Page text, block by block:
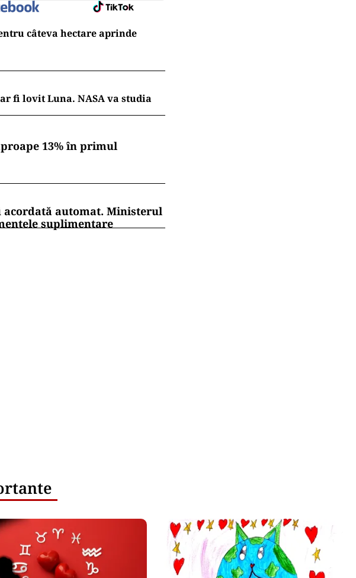
câteva hectare aprinde
fi lovit Luna. NASA va studia
13% în primul
automat. Ministerul
suplimentare